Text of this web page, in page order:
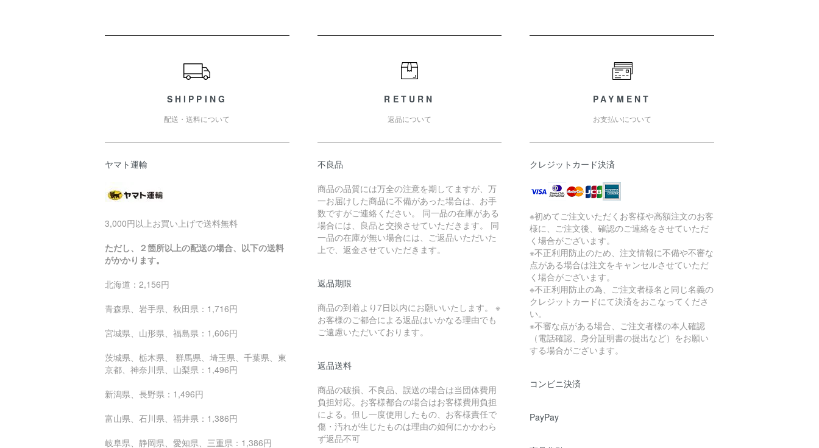
SHIPPING
配送・送料について
ヤマト運輸
3,000円以上お買い上げで送料無料
ただし、２箇所以上の配送の場合、以下の送料
がかかります。
北海道：2,156円
青森県、岩手県、秋田県：1,716円
宮城県、山形県、福島県：1,606円
茨城県、栃木県、 群馬県、埼玉県、千葉県、東
京都、神奈川県、山梨県：1,496円
新潟県、長野県：1,496円
富山県、石川県、福井県：1,386円
岐阜県、静岡県、愛知県、三重県：1,386円
RETURN
返品について
不良品
商品の品質には万全の注意を期してますが、万
一お届けした商品に不備があった場合は、お手
数ですがご連絡ください。 同一品の在庫がある
場合には、良品と交換させていただきます。 同
一品の在庫が無い場合には、ご返品いただいた
上で、返金させていただきます。
返品期限
商品の到着より7日以内にお願いいたします。 ※
お客様のご都合による返品はいかなる理由でも
ご遠慮いただいております。
返品送料
商品の破損、不良品、誤送の場合は当団体費用
負担対応。お客様都合の場合はお客様費用負担
による。但し一度使用したもの、お客様責任で
傷・汚れが生じたものは理由の如何にかかわら
ず返品不可
PAYMENT
お支払いについて
クレジットカード決済
※初めてご注文いただくお客様や高額注文のお客
様に、ご注文後、確認のご連絡をさせていただ
く場合がございます。
※不正利用防止のため、注文情報に不備や不審な
点がある場合は注文をキャンセルさせていただ
く場合がございます。
※不正利用防止の為、ご注文者様名と同じ名義の
クレジットカードにて決済をおこなってくださ
い。
※不審な点がある場合、ご注文者様の本人確認
（電話確認、身分証明書の提出など）をお願い
する場合がございます。
コンビニ決済
PayPay